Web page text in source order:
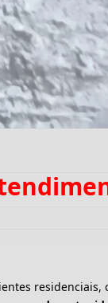
residenciais,